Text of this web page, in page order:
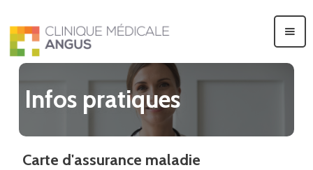
Infos pratiques
Carte d'assurance maladie